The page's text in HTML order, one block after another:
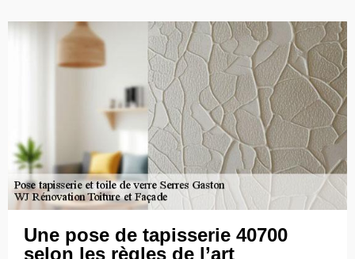
Une pose de tapisserie 40700
selon les règles de l’art